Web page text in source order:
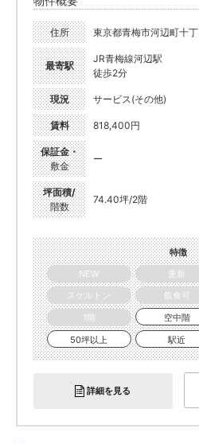
住所 東京都青梅市河辺町十
最寄駅
JR青梅線河辺駅
徒歩2分
現況 サービス(その他)
賃料 818,400円
保証金・
敷金
ー
坪面積/
階数
74.40坪/2階
特徴
NEW
更新
スケルトン
飲食可
1階
空中階
50坪以上
駅近
詳細を見る